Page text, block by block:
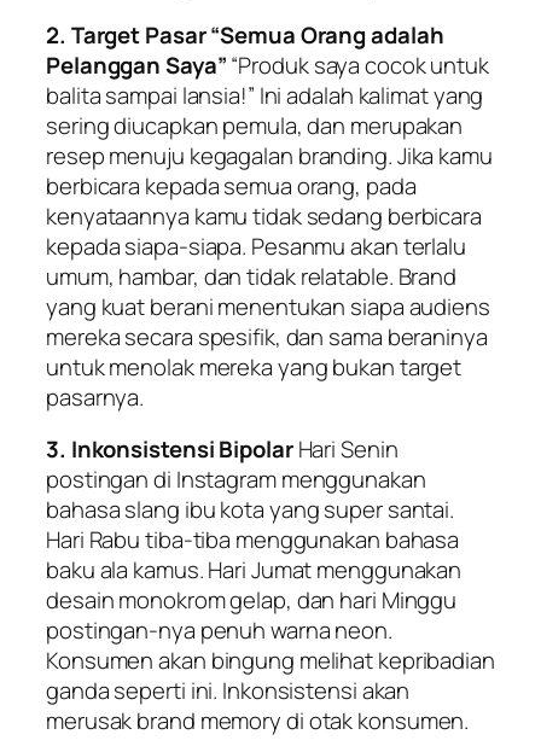
2. Target Pasar “Semua Orang adalah
Pelanggan Saya”“Produk saya cocok untuk
balita sampai lansia!” Ini adalah kalimat yang
sering diucapkan pemula, dan merupakan
resep menuju kegagalan branding. Jika kamu
berbicara kepada semua orang, pada
kenyataannya kamu tidak sedang berbicara
kepada siapa-siapa. Pesanmu akan terlalu
umum, hambar, dan tidakrelatable. Brand
yang kuat berani menentukan siapa audiens
mereka secara spesifik, dan sama beraninya
untuk menolak mereka yang bukan target
pasarnya.
3. Inkonsistensi BipolarHari Senin
postingandi Instagram menggunakan
bahasaslang ibu kota yang super santai.
Hari Rabu tiba-tiba menggunakan bahasa
baku ala kamus. Hari Jumat menggunakan
desain monokrom gelap, dan hari Minggu
postingan-nya penuh warna neon.
Konsumen akan bingung melihat kepribadian
ganda seperti ini. Inkonsistensi akan
merusakbrand memorydi otak konsumen.